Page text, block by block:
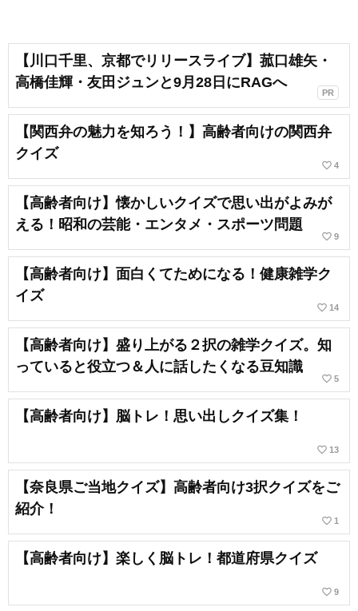
【川口千里、京都でリリースライブ】菰口雄矢・
高橋佳輝・友田ジュンと9月28日にRAGへ
PR
【関西弁の魅力を知ろう！】高齢者向けの関西弁
クイズ
favorite_border 4
【高齢者向け】懐かしいクイズで思い出がよみが
える！昭和の芸能・エンタメ・スポーツ問題
favorite_border 9
【高齢者向け】面白くてためになる！健康雑学ク
イズ
favorite_border 14
【高齢者向け】盛り上がる２択の雑学クイズ。知
っていると役立つ＆人に話したくなる豆知識
favorite_border 5
【高齢者向け】脳トレ！思い出しクイズ集！
favorite_border 13
【奈良県ご当地クイズ】高齢者向け3択クイズをご
紹介！
favorite_border 1
【高齢者向け】楽しく脳トレ！都道府県クイズ
favorite_border 9